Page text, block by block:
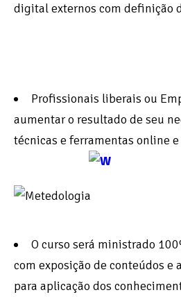
digital externos com definição
Profissionais liberais ou
aumentar o resultado de seu
técnicas e ferramentas online
O curso será ministrado
com exposição de conteúdos e
para aplicação dos